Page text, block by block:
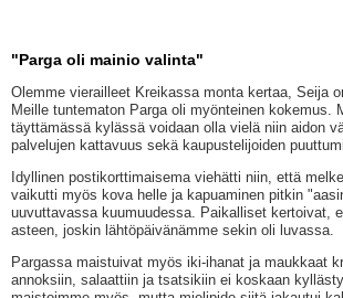
"Parga oli mainio valinta"
Olemme vierailleet Kreikassa monta kertaa, Seija
Meille tuntematon Parga oli myönteinen kokemus.
täyttämässä kylässä voidaan olla vielä niin aidon
palvelujen kattavuus sekä kaupustelijoiden
Idyllinen postikorttimaisema viehätti niin, että
vaikutti myös kova helle ja kapuaminen pitkin
uuvuttavassa kuumuudessa. Paikalliset kertoivat,
asteen, joskin lähtöpäivänämme sekin oli luvassa.
Pargassa maistuivat myös iki-ihanat ja maukkaat
annoksiin, salaattiin ja tsatsikiin ei koskaan